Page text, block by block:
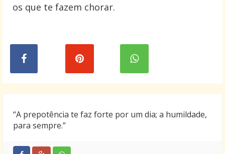
os que te fazem chorar.
“A prepotência te faz forte por um dia; a humildade,
para sempre.”